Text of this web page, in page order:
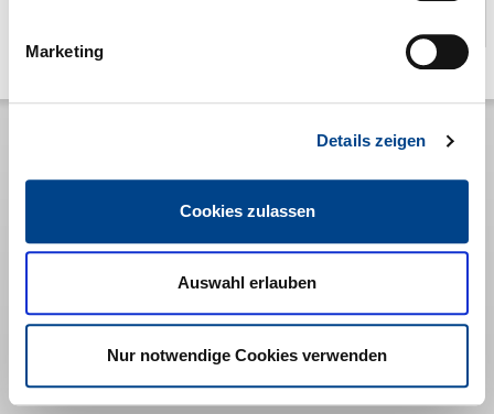
Marketing
Details zeigen
Cookies zulassen
Auswahl erlauben
Nur notwendige Cookies verwenden